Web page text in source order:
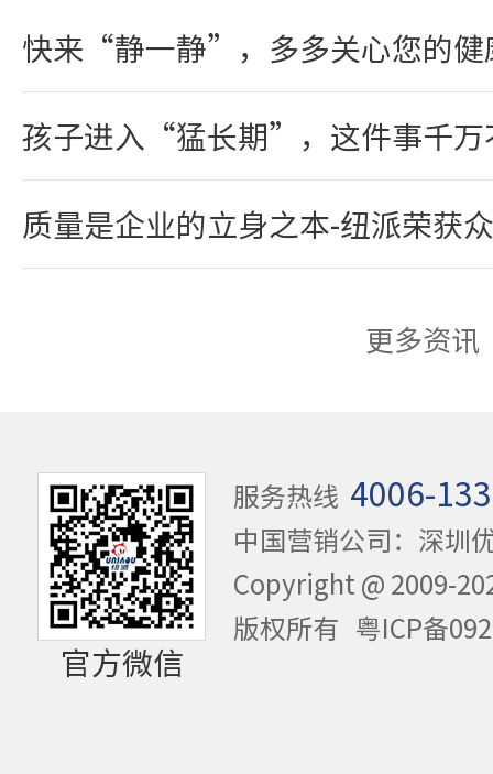
快来“静一静”，多多关心您的健
孩子进入“猛长期”，这件事千万
质量是企业的立身之本-纽派荣获
更多资讯
官方微信
服务热线 4006-
中国营销公司：深圳
Copyright @ 2009-
版权所有
粤ICP备